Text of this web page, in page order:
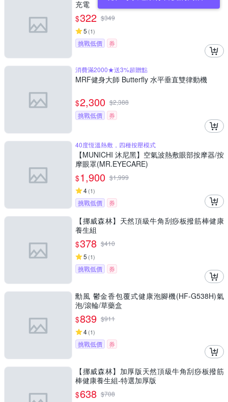
充電
$322 $349
5 (1)
挑戰低價 券
消費滿2000★送3%超贈點
MRF健身大師 Butterfly ⽔平垂直雙律動機
$2,300 $2,388
挑戰低價
券
40度恆溫熱敷，四種按壓模式
【MUNICHI 沐尼黑】空氣波熱敷眼部按摩器/按
摩眼罩(MR.EYECARE)
$1,900 $1,999
4(1)
挑戰低價 券
【挪威森林】天然頂級牛角刮痧板撥筋棒健康
養生組
$378 $410
5 (1)
挑戰低價 券
勳風 鬱金香包覆式健康泡腳機(HF-G538H)氣
泡/滾輪/草藥盒
$839 $911
4(1)
挑戰低價 券
【挪威森林】加厚版天然頂級牛角刮痧板撥筋
棒健康養生組-特選加厚版
$638 $708